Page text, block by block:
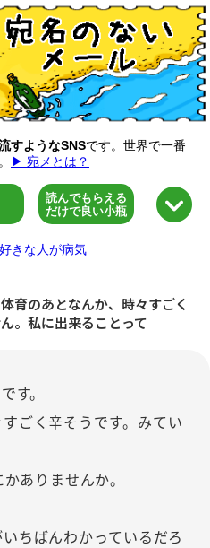
すようなSNSです。世界で一番
▶ 宛メとは？
読んでもらえる
だけで良い小瓶
好きな人が病気
育のあとなんか、時々すごく
。私に出来ることって
す。
ごく辛そうです。みてい
ありませんか。
ちばんわかっているだろ